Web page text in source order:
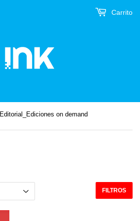
Carrito
Editorial_Ediciones on demand
FILTROS